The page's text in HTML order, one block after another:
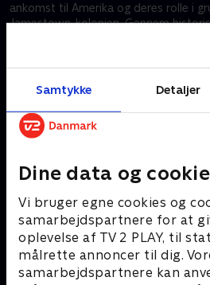
Samtykke Detaljer
Dine data og
Vi bruger egne cookies og
samarbejdspartnere for at
oplevelse af TV 2 PLAY, til
målrette annoncer til dig.
samarbejdspartnere kan
ankomst til Amerika og deres rolle i
Jamestown-kolonien. Gennem
sejlivede legender forsøger filmen at
kaste nyt lys over deres bidrag til det